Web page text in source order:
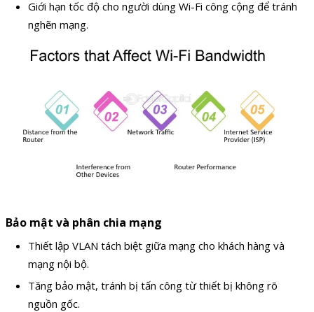
Giới hạn tốc độ cho người dùng Wi-Fi công cộng để tránh
nghẽn mạng.
Bảo mật và phân chia mạng
Thiết lập VLAN tách biệt giữa mạng cho khách hàng và
mạng nội bộ.
Tăng bảo mật, tránh bị tấn công từ thiết bị không rõ
nguồn gốc.